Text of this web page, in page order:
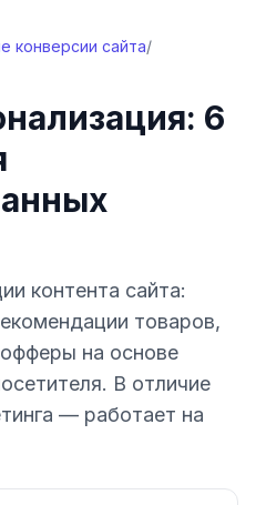
конверсии сайта/
6
контента сайта:
товаров,
на основе
В отличие
— работает на